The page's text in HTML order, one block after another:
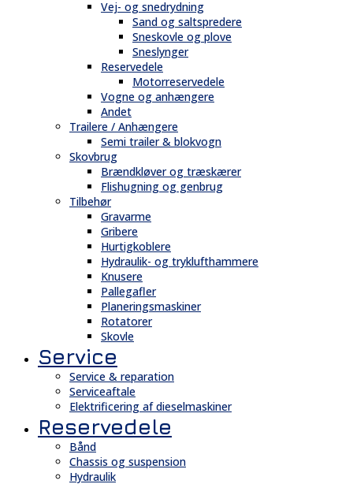
Vej- og snedrydning
Sand og saltspredere
Sneskovle og plove
Sneslynger
Reservedele
Motorreservedele
Vogne og anhængere
Andet
Trailere / Anhængere
Semi trailer & blokvogn
Skovbrug
Brændkløver og træskærer
Flishugning og genbrug
Tilbehør
Gravarme
Gribere
Hurtigkoblere
Hydraulik- og tryklufthammere
Knusere
Pallegafler
Planeringsmaskiner
Rotatorer
Skovle
Service
Service & reparation
Serviceaftale
Elektrificering af dieselmaskiner
Reservedele
Bånd
Chassis og suspension
Hydraulik